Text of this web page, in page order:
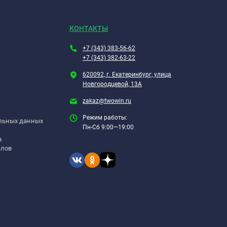
данных
КОНТАКТЫ
+7 (343) 383-56-62
+7 (343) 382-63-22
620092, г. Екатеринбург, улица
Новгородцевой, 13А
zakaz@twowin.ru
Режим работы:
Пн-Сб 9:00—19:00